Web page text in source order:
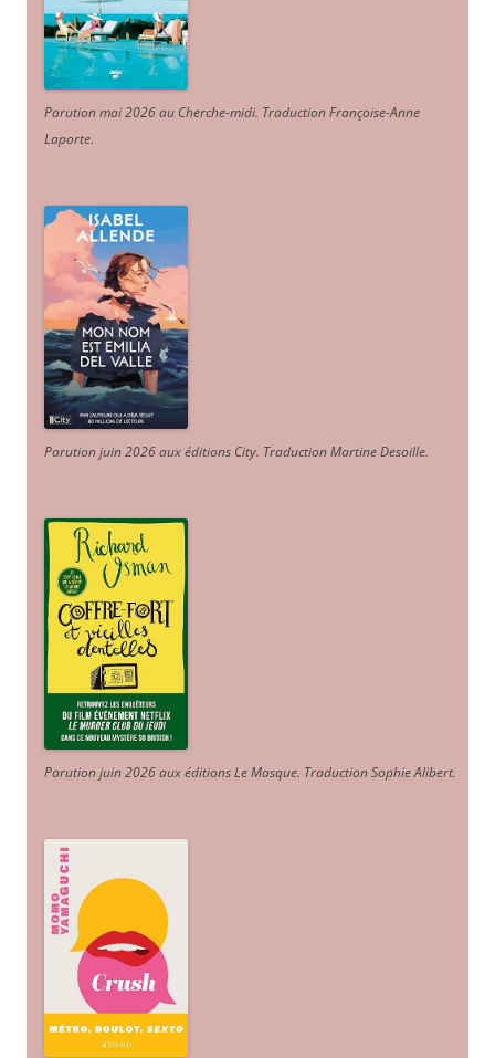
Parution mai 2026 au Cherche-midi. Traduction Françoise-Anne
Laporte.
Parution juin 2026 aux éditions City. Traduction Martine Desoille.
Parution juin 2026 aux éditions Le Masque. Traduction Sophie Alibert.